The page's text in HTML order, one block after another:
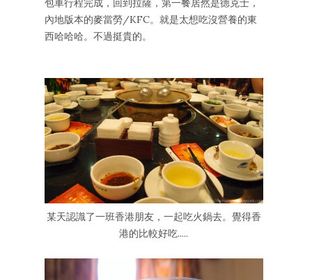
內地版本的麥當勞/KFC。就是太想吃沒營養的東
西哈哈哈。不過挺貴的。
某天認識了一班香港朋友，一起吃火鍋去。覺得香
港的比較好吃.....